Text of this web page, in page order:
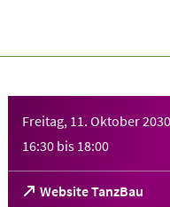
Freitag, 11. Oktober 2030
16:30 bis 18:00
Website TanzBau
(Öffnet